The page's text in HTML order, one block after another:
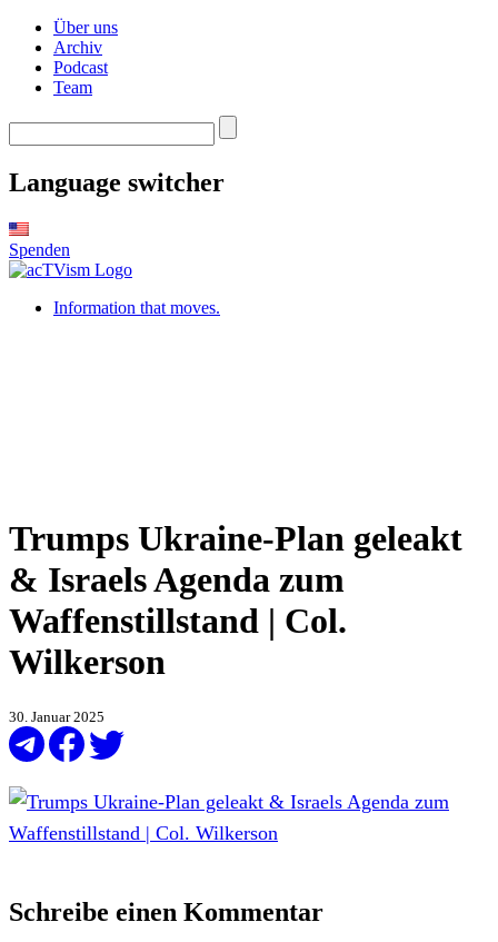
Über uns
Archiv
Podcast
Team
Language switcher
Spenden
Information that moves.
Trumps Ukraine-Plan geleakt
& Israels Agenda zum
Waffenstillstand | Col.
Wilkerson
30. Januar 2025
Schreibe einen Kommentar